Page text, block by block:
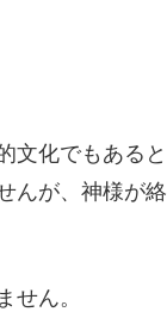
文化でもあると
んが、神様が絡
せん。